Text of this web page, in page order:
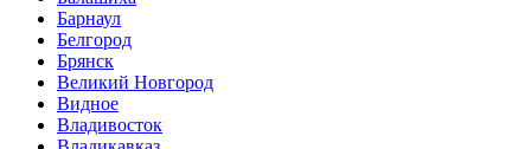
Барнаул
Белгород
Брянск
Великий Новгород
Видное
Владивосток